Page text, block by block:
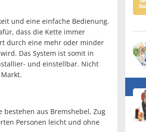
und eine einfache Bedienung.
dass die Kette immer
durch eine mehr oder minder
Das System ist somit in
und einstellbar. Nicht
bestehen aus Bremshebel, Zug
Personen leicht und ohne